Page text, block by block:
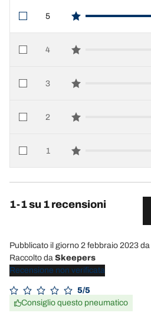
5
star reviews
4
star reviews
3
star reviews
2
star reviews
1
star reviews
1-1 su 1 recensioni
Pubblicato il giorno 2 febbraio 2023 da
Raccolto da Skeepers
Recensione non verificata
5/5
Consiglio questo pneumatico